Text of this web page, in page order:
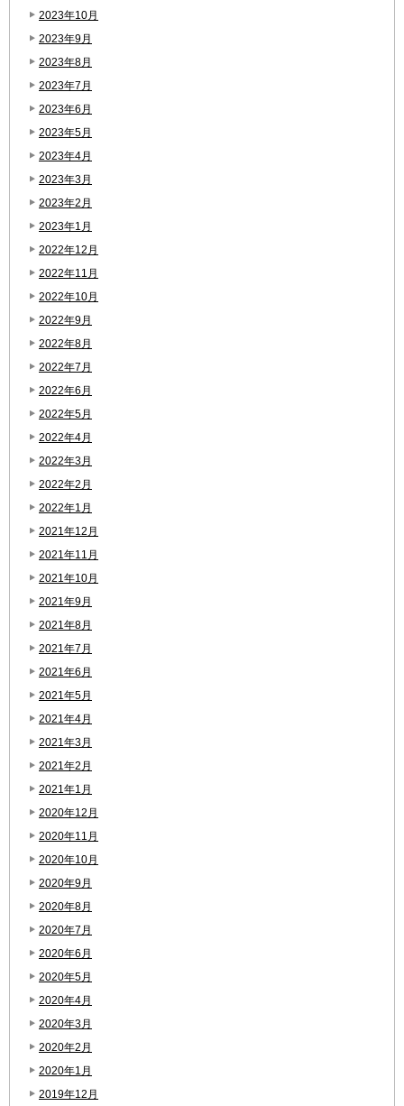
2023年10月
2023年9月
2023年8月
2023年7月
2023年6月
2023年5月
2023年4月
2023年3月
2023年2月
2023年1月
2022年12月
2022年11月
2022年10月
2022年9月
2022年8月
2022年7月
2022年6月
2022年5月
2022年4月
2022年3月
2022年2月
2022年1月
2021年12月
2021年11月
2021年10月
2021年9月
2021年8月
2021年7月
2021年6月
2021年5月
2021年4月
2021年3月
2021年2月
2021年1月
2020年12月
2020年11月
2020年10月
2020年9月
2020年8月
2020年7月
2020年6月
2020年5月
2020年4月
2020年3月
2020年2月
2020年1月
2019年12月